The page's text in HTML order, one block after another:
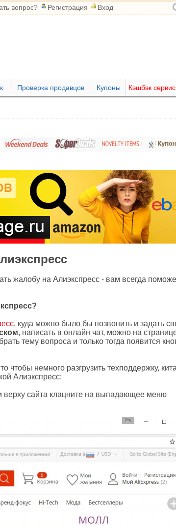
вопрос? Регистрация Вход
Проверка продавцов Купоны Кэшбэк сервис
жалобу на Алиэкспресс - вам всегда
, куда можно было бы позвонить и задать
, написать в онлайн чат, можно на
тему вопроса и только тогда появится
чтобы немного разгрузить техподдержку,
Алиэкспресс:
верху сайта клацните на выпадающее меню